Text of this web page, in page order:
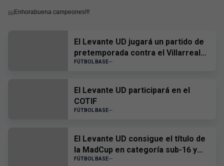
¡¡¡Enhorabuena campeones!!!
El Levante UD jugará un partido de
pretemporada contra el Villarreal
CF
FÚTBOL BASE
El Levante UD participará en el
COTIF
FÚTBOL BASE
El Levante UD consigue el título de
la MadCup en categoría sub-16 y
sub-19
FÚTBOL BASE